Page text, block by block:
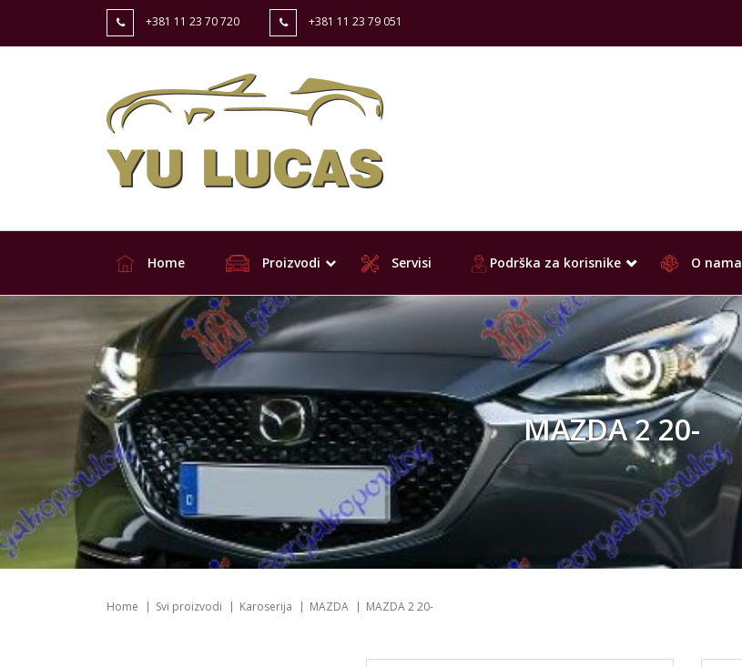
+381 11 23 70 720 +381 11 23 79 051
Home Proizvodi Servisi Podrška za korisnike O nama
MAZDA 2 20-
Home Svi proizvodi Karoserija MAZDA MAZDA 2 20-